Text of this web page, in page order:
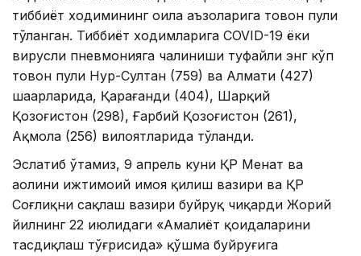
тиббиёт ходимининг оила аъзоларига товон пули
тўланган. Тиббиёт ходимларига COVID-19 ёки
вирусли пневмонияга чалиниши туфайли энг кўп
товон пули Нур-Султан (759) ва Алмати (427)
шаҳарларида, Қарағанди (404), Шарқий
Қозоғистон (298), Ғарбий Қозоғистон (261),
Ақмола (256) вилоятларида тўланди.
Эслатиб ўтамиз, 9 апрель куни ҚР Меҳнат ва
аҳолини ижтимоий ҳимоя қилиш вазири ва ҚР
Соғлиқни сақлаш вазири буйруқ чиқарди Жорий
йилнинг 22 июлидаги «Амалиёт қоидаларини
тасдиқлаш тўғрисида» қўшма буйруғига